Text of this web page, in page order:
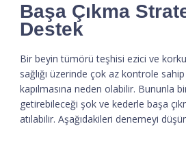
Başa Çıkma
Destek
Bir beyin tümörü teşhisi ezici ve
sağlığı üzerinde çok az kontrole
kapılmasına neden olabilir. Bununla
getirebileceği şok ve kederle başa
atılabilir. Aşağıdakileri denemeyi